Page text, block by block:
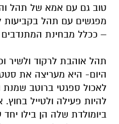
טוב גם עם אמא של תהל
מפגשים עם תהל בקביעות
– ככלל מבחינת
תהל אוהבת לרקוד ולשיר
היום- היא מעריצה את
לאכול ספגטי ברוטב שמנת
להיות פעילה ולטייל
ביומולדת שלה הן בילו